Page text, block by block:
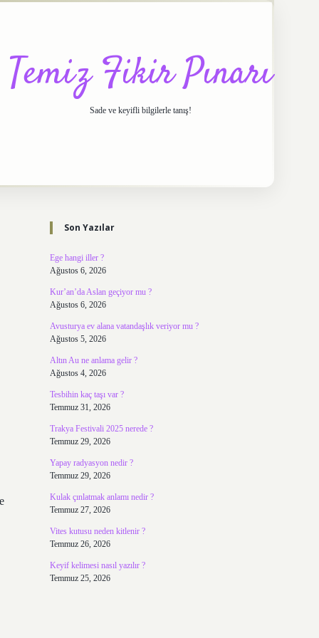
Temiz Fikir Pınarı
Sade ve keyifli bilgilerle tanış!
Sidebar
Son Yazılar
Ege hangi iller ?
Ağustos 6, 2026
Kur’an’da Aslan geçiyor mu ?
Ağustos 6, 2026
Avusturya ev alana vatandaşlık veriyor mu ?
Ağustos 5, 2026
Altın Au ne anlama gelir ?
Ağustos 4, 2026
Tesbihin kaç taşı var ?
Temmuz 31, 2026
Trakya Festivali 2025 nerede ?
Temmuz 29, 2026
Yapay radyasyon nedir ?
Temmuz 29, 2026
Kulak çınlatmak anlamı nedir ?
Temmuz 27, 2026
Vites kutusu neden kitlenir ?
Temmuz 26, 2026
Keyif kelimesi nasıl yazılır ?
Temmuz 25, 2026